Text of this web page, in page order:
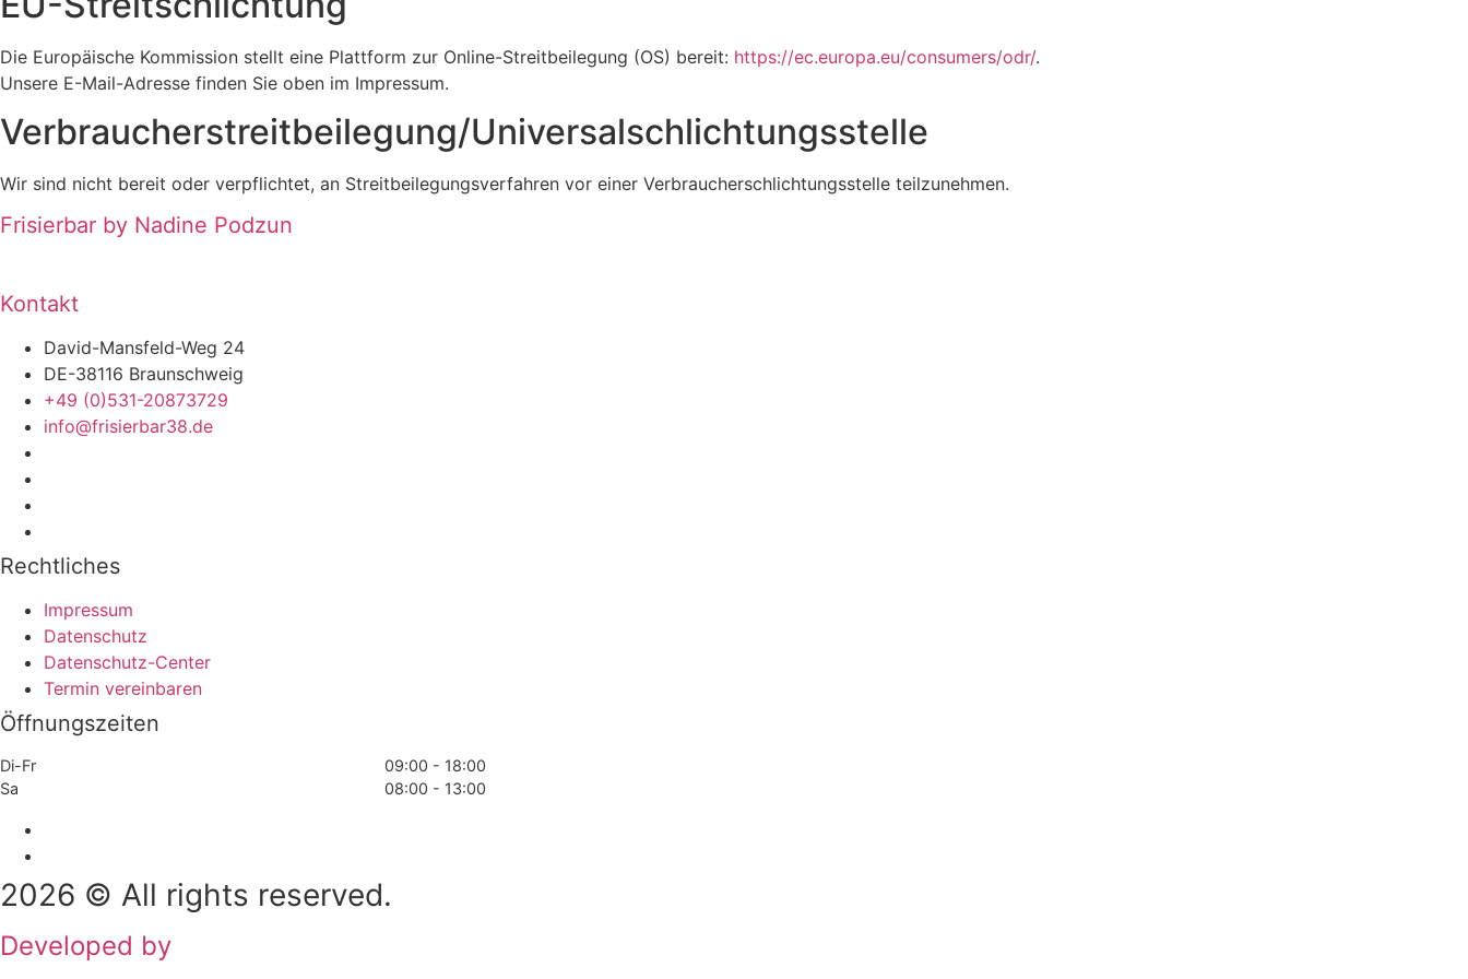
Die Europäische Kommission stellt eine Plattform zur Online-Streitbeilegung (OS) bereit: https://ec.europa.eu/consumers/odr/.
Unsere E-Mail-Adresse finden Sie oben im Impressum.
Verbraucher­streit­beilegung/Universal­schlichtungs­stelle
Wir sind nicht bereit oder verpflichtet, an Streitbeilegungsverfahren vor einer Verbraucherschlichtungsstelle teilzunehmen.
Frisierbar by Nadine Podzun
Kontakt
David-Mansfeld-Weg 24
DE-38116 Braunschweig
+49 (0)531-20873729
info@frisierbar38.de
Rechtliches
Impressum
Datenschutz
Datenschutz-Center
Termin vereinbaren
Öffnungszeiten
Di-Fr
09:00 - 18:00
Sa
08:00 - 13:00
2026 © All rights reserved.
Developed by